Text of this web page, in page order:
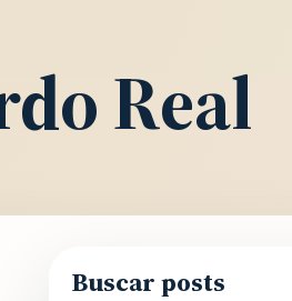
Real
Buscar posts